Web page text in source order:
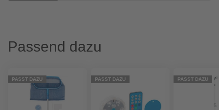
Passend dazu
PASST DAZU PASST DAZU PASST DAZU